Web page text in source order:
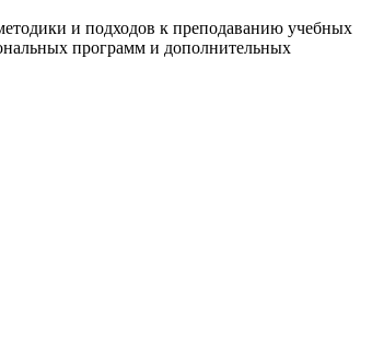
и подходов к преподаванию учебных
программ и дополнительных